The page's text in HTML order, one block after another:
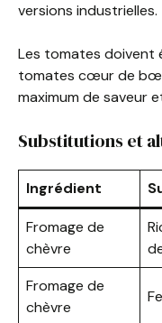
versions industrielles.
Les tomates doivent
tomates cœur de
maximum de saveur
Substitutions et
Ingrédient
Fromage de
chèvre
Fromage de
chèvre